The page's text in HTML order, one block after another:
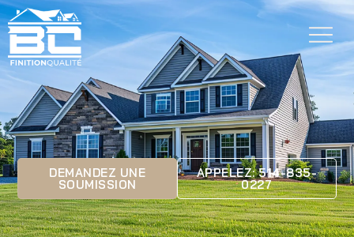
DEMANDEZ UNE
SOUMISSION
APPELEZ: 514-835-
0227